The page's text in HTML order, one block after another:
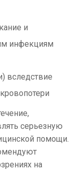
и
инфекциям
вследствие
серьезную
помощи.
на